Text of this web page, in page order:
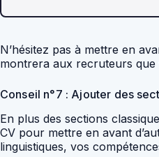
N’hésitez pas à mettre en
montrera aux recruteurs que
Conseil n°7 : Ajouter des
En plus des sections
CV pour mettre en avant
linguistiques, vos